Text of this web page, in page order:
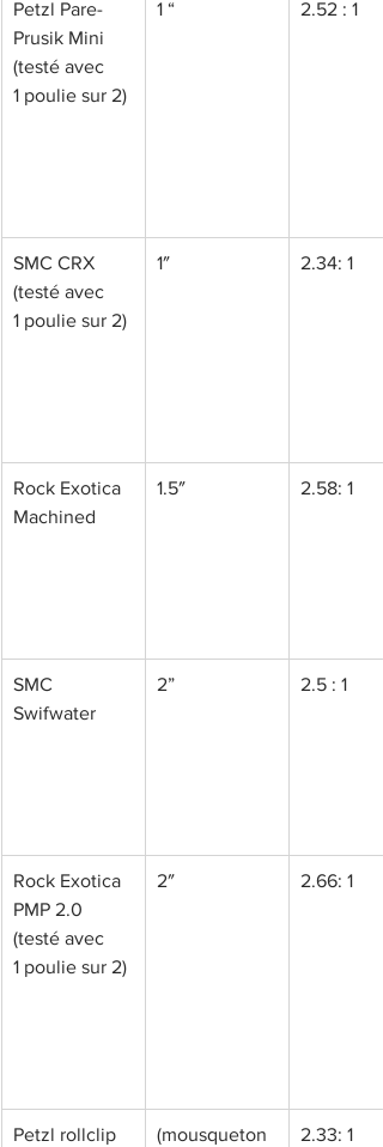
Petzl Pare-
Prusik Mini
(testé avec
1 poulie sur 2)
1 “ 2.52 : 1
SMC CRX
(testé avec
1 poulie sur 2)
1″ 2.34: 1
Rock Exotica
Machined
1.5″ 2.58: 1
SMC
Swifwater
2” 2.5 : 1
Rock Exotica
PMP 2.0
(testé avec
1 poulie sur 2)
2″ 2.66: 1
Petzl rollclip
(mousqueton
2.33: 1